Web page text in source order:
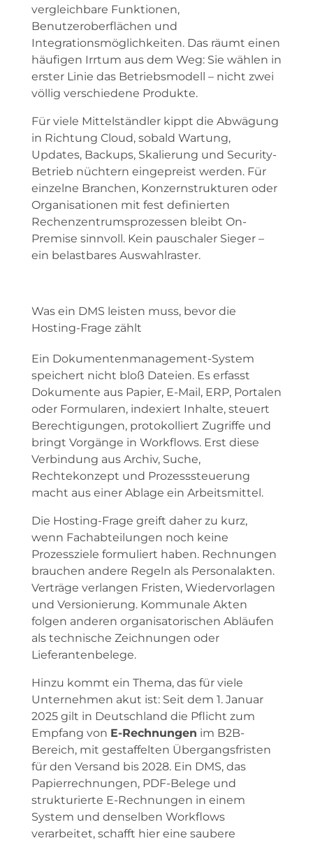
vergleichbare Funktionen,
Benutzeroberflächen und
Integrationsmöglichkeiten. Das räumt einen
häufigen Irrtum aus dem Weg: Sie wählen in
erster Linie das Betriebsmodell – nicht zwei
völlig verschiedene Produkte.
Für viele Mittelständler kippt die Abwägung
in Richtung Cloud, sobald Wartung,
Updates, Backups, Skalierung und Security-
Betrieb nüchtern eingepreist werden. Für
einzelne Branchen, Konzernstrukturen oder
Organisationen mit fest definierten
Rechenzentrumsprozessen bleibt On-
Premise sinnvoll. Kein pauschaler Sieger –
ein belastbares Auswahlraster.
Was ein DMS leisten muss, bevor die
Hosting-Frage zählt
Ein Dokumentenmanagement-System
speichert nicht bloß Dateien. Es erfasst
Dokumente aus Papier, E-Mail, ERP, Portalen
oder Formularen, indexiert Inhalte, steuert
Berechtigungen, protokolliert Zugriffe und
bringt Vorgänge in Workflows. Erst diese
Verbindung aus Archiv, Suche,
Rechtekonzept und Prozesssteuerung
macht aus einer Ablage ein Arbeitsmittel.
Die Hosting-Frage greift daher zu kurz,
wenn Fachabteilungen noch keine
Prozessziele formuliert haben. Rechnungen
brauchen andere Regeln als Personalakten.
Verträge verlangen Fristen, Wiedervorlagen
und Versionierung. Kommunale Akten
folgen anderen organisatorischen Abläufen
als technische Zeichnungen oder
Lieferantenbelege.
Hinzu kommt ein Thema, das für viele
Unternehmen akut ist: Seit dem 1. Januar
2025 gilt in Deutschland die Pflicht zum
Empfang von E-Rechnungen im B2B-
Bereich, mit gestaffelten Übergangsfristen
für den Versand bis 2028. Ein DMS, das
Papierrechnungen, PDF-Belege und
strukturierte E-Rechnungen in einem
System und denselben Workflows
verarbeitet, schafft hier eine saubere